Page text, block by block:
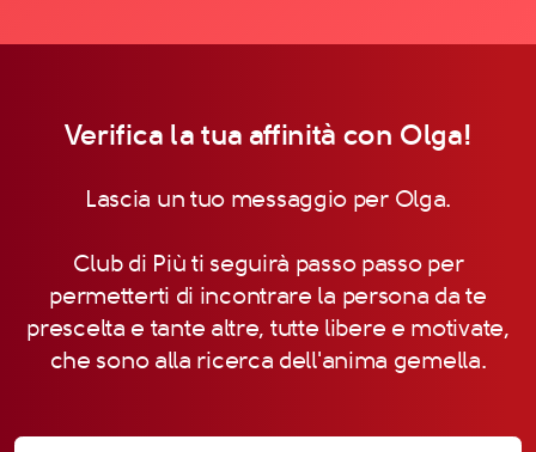
Verifica la tua affinità con Olga!
Lascia un tuo messaggio per Olga.
Club di Più ti seguirà passo passo per
permetterti di incontrare la persona da te
prescelta e tante altre, tutte libere e motivate,
che sono alla ricerca dell'anima gemella.